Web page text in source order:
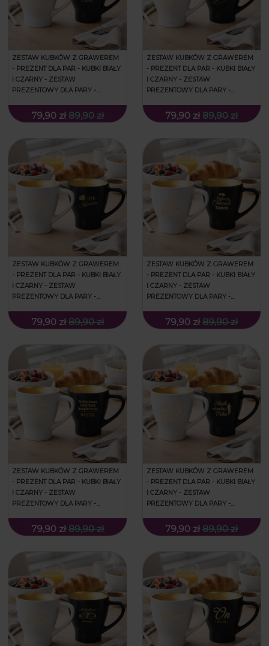
ZESTAW KUBKÓW Z GRAWEREM
- PREZENT DLA PAR - KUBKI BIAŁY
I CZARNY - ZESTAW
PREZENTOWY DLA PARY -
79,90 zł 89,90 zł
ZESTAW KUBKÓW Z GRAWEREM
- PREZENT DLA PAR - KUBKI BIAŁY
I CZARNY - ZESTAW
PREZENTOWY DLA PARY -
MRS RIGHT79,90 zł 89,90 zł
ZESTAW KUBKÓW Z GRAWEREM
- PREZENT DLA PAR - KUBKI BIAŁY
I CZARNY - ZESTAW
PREZENTOWY DLA PARY -
79,90 zł 89,90 zł
ZESTAW KUBKÓW Z GRAWEREM
- PREZENT DLA PAR - KUBKI BIAŁY
I CZARNY - ZESTAW
PREZENTOWY DLA PARY -
NAJLEPSZA DZIEWCZYNA,
NAJLEPSZY CHŁOPAK
79,90 zł 89,90 zł
ZESTAW KUBKÓW Z GRAWEREM
- PREZENT DLA PAR - KUBKI BIAŁY
I CZARNY - ZESTAW
PREZENTOWY DLA PARY -
NAJPIERW KAWA
79,90 zł 89,90 zł
ZESTAW KUBKÓW Z GRAWEREM
- PREZENT DLA PAR - KUBKI BIAŁY
I CZARNY - ZESTAW
PREZENTOWY DLA PARY -
NIEZŁA LASKA, NIEZŁE CIACHO
79,90 zł 89,90 zł